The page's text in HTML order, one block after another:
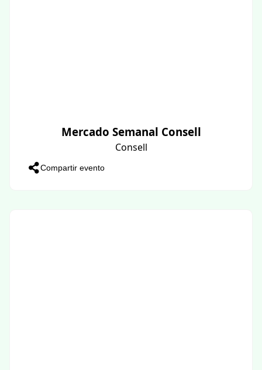
Mercado Semanal Consell
Consell
Compartir evento